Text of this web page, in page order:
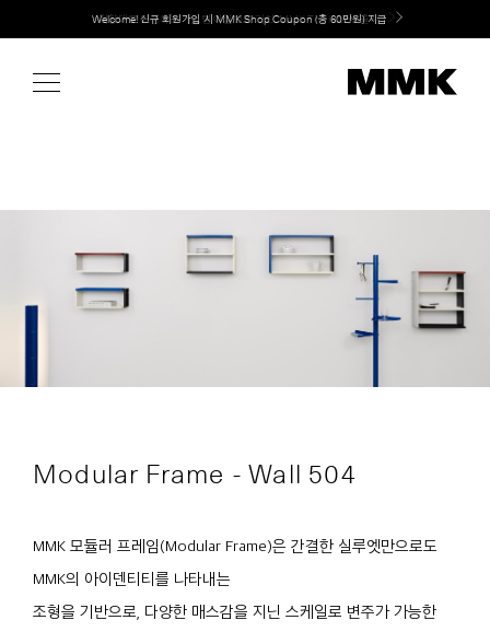
content
Welcome! 신규 회원가입 시 MMK Shop Coupon (총 60만원) 지급
Modular Frame - Wall 504
MMK 모듈러 프레임(Modular Frame)은 간결한 실루엣만으로도
MMK의 아이덴티티를 나타내는
조형을 기반으로, 다양한 매스감을 지닌 스케일로 변주가 가능한